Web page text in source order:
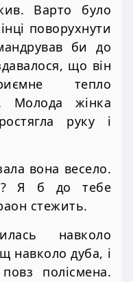
Варто було
поворухнути
би до
що він
тепло
Молода жінка
руку і
вона весело.
Я б до тебе
стежить.
навколо
навколо дуба, і
полісмена.